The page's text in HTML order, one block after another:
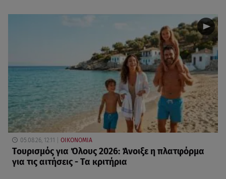
05.08.26, 12:11 ΟΙΚΟΝΟΜΙΑ
Τουρισμός για Όλους 2026: Άνοιξε η πλατφόρμα
για τις αιτήσεις - Τα κριτήρια